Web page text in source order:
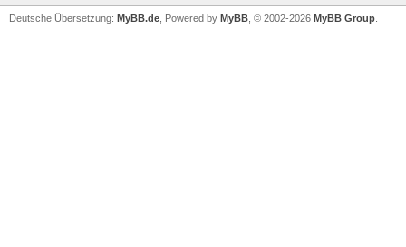
Deutsche Übersetzung: MyBB.de , Powered by MyBB , © 2002-2026 MyBB Group